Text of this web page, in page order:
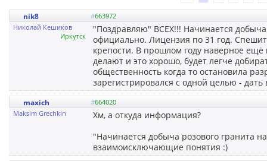
nik8 #663972
Николай Кешиков
Иркутск
"Поздравляю" ВСЕХ!!! Начинается
официально. Лицензия по 31 год.
крепости. В прошлом году наверное ещё
делают и это хорошо, будет легче
общественность когда то остановила
зарегистрировался с одной целью -
maxich #664020
Maksim Grechkin
Хм, а откуда информация?
"Начинается добыча розового гранита
взаимоисключающие понятия :)